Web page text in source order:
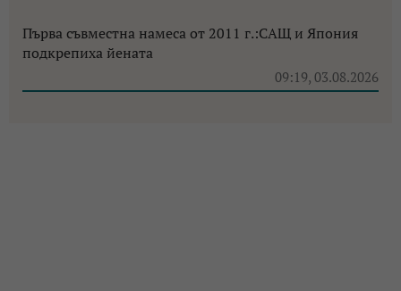
Първа съвместна намеса от 2011 г.:САЩ и Япония
подкрепиха йената
09:19, 03.08.2026